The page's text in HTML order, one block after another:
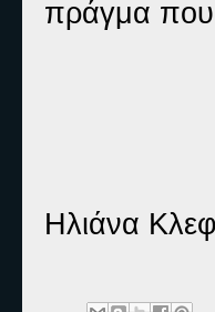
πράγμα που
Ηλιάνα